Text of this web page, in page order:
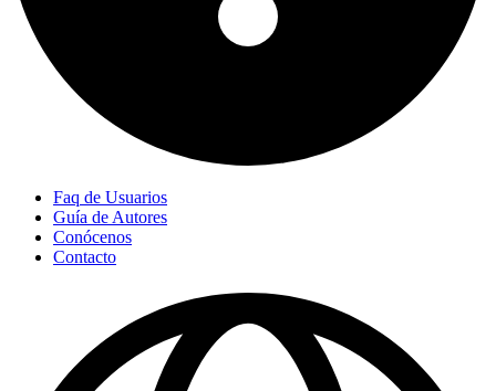
Faq de Usuarios
Guía de Autores
Conócenos
Contacto